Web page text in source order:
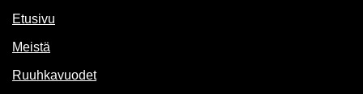
Etusivu
Meistä
Ruuhkavuodet